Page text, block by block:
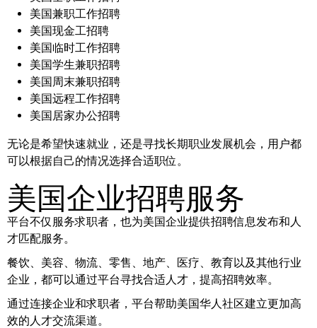
美国兼职工作招聘
美国现金工招聘
美国临时工作招聘
美国学生兼职招聘
美国周末兼职招聘
美国远程工作招聘
美国居家办公招聘
无论是希望快速就业，还是寻找长期职业发展机会，用户都
可以根据自己的情况选择合适职位。
美国企业招聘服务
平台不仅服务求职者，也为美国企业提供招聘信息发布和人
才匹配服务。
餐饮、美容、物流、零售、地产、医疗、教育以及其他行业
企业，都可以通过平台寻找合适人才，提高招聘效率。
通过连接企业和求职者，平台帮助美国华人社区建立更加高
效的人才交流渠道。